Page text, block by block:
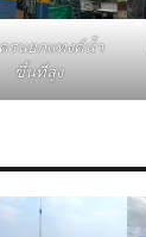
รนยกแทงค์น้ำ
ขึ้นที่สูง